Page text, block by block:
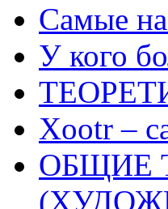
Самые
У кого
Xootr –
ОБЩИЕ